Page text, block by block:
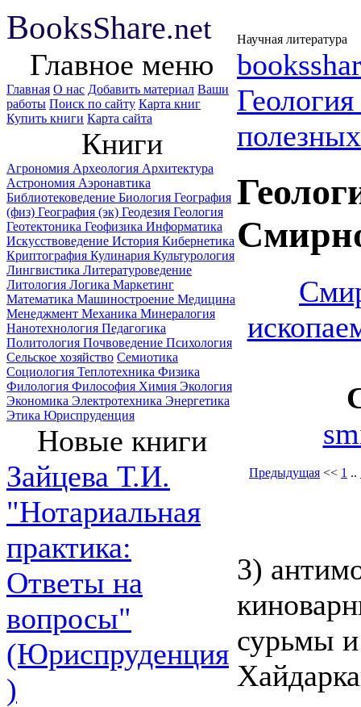
BooksShare.net Научная литература
Главное меню
Главная О нас Добавить материал Ваши
работы Поиск по сайту Карта книг
Купить книги Карта сайта
Книги
Агрономия Археология Архитектура
Астрономия Аэронавтика
Библиотековедение Биология География
(физ) География (эк) Геодезия Геология
Геотектоника Геофизика Информатика
Искусствоведение История Кибернетика
Криптография Кулинария Культурология
Лингвистика Литературоведение
Литология Логика Маркетинг
Математика Машиностроение Медицина
Менеджмент Механика Минералогия
Нанотехнология Педагогика
Политология Почвоведение Психология
Сельское хозяйство Семиотика
Социология Теплотехника Физика
Филология Философия Химия Экология
Экономика Электротехника Энергетика
Этика Юриспруденция
Новые книги
Зайцева Т.И.
"Нотариальная
практика:
Ответы на
вопросы"
(Юриспруденция
)
Геология
Предыдущая << 1 ..
3)
сурьмы